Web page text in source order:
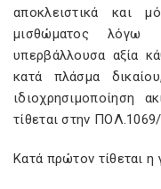
αποκλειστικά και
μισθώματος λόγω
υπερβάλλουσα αξία
κατά πλάσμα
ιδιοχρησιμοποίηση
τίθεται στην
Κατά πρώτον τίθεται η